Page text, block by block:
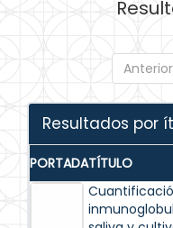
Anterior
Resultados por
PORTADATÍTULO